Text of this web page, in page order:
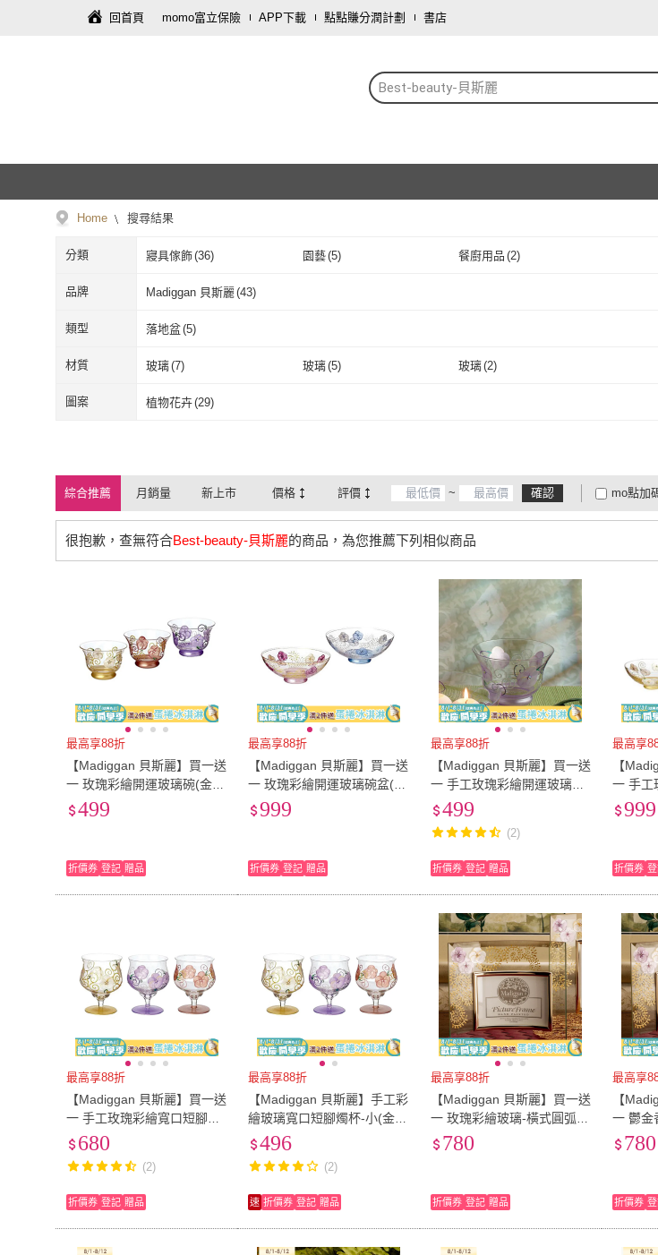
回首頁 momo富立保險 APP下載 點點賺分潤計劃 書店
Best-beauty-貝斯麗
Home 搜尋結果
分類 寢具傢飾(36) 園藝(5) 餐廚用品 (2)
品牌 Madiggan 貝斯麗 (43)
Madiggan 貝斯麗
類型 落地盆(5)
落地盆
材質 玻璃(7) 玻璃(5) 玻璃(2)
玻璃(7)
圖案 植物花卉(29)
綜合推薦 月銷量 新上市 價格 評價 ~ 確認 mo點加
大家電
很抱歉，查無符合Best-beauty-貝斯麗的商品，為您推薦下列相似商品
最高享88折
【Madiggan 貝斯麗】買一送
一 玫瑰彩繪開運玻璃碗(金黃
色)499
折價券 登記 贈品
最高享88折
【Madiggan 貝斯麗】買一送
一 玫瑰彩繪開運玻璃碗盆(金
黃色)
999
折價券 登記 贈品
最高享88折
【Madiggan 貝斯麗】買一送
一 手工玫瑰彩繪開運玻璃碗
(紫色)
499
(2)
折價券 登記 贈品
最高享
【
一 手工
盆(紫色)
999
折價券
最高享88折
【Madiggan 貝斯麗】買一送
一 手工玫瑰彩繪寬口短腳燭
杯(紫色)
680
(2)
折價券 登記 贈品
最高享88折
【Madiggan 貝斯麗】手工彩
繪玻璃寬口短腳燭杯-小(金
色、紫色、粉紅)
496
(2)
速 折價券 登記 贈品
最高享88折
【Madiggan 貝斯麗】買一送
一 玫瑰彩繪玻璃-橫式圓弧相
框(金黃色)
780
折價券 登記 贈品
最高享
【
一 鬱金
色)780
折價券